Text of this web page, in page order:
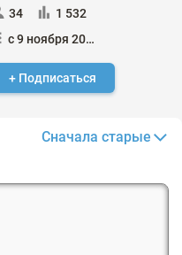
34
1 532
с 9 ноября 2024
+ Подписаться
Сначала старые